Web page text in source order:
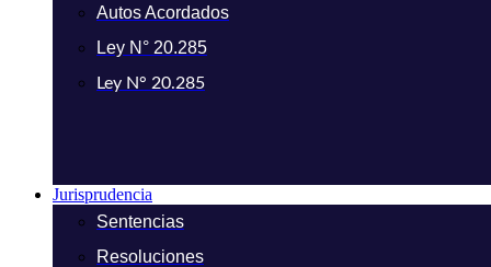
Autos Acordados
Ley N° 20.285
Ley N° 20.285
Jurisprudencia
Sentencias
Resoluciones